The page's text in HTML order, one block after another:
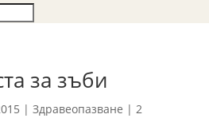
за зъби
| Здравеопазване | 2